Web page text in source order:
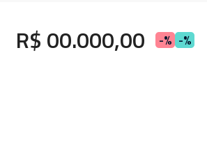
R$ 00.000,00 -% -%